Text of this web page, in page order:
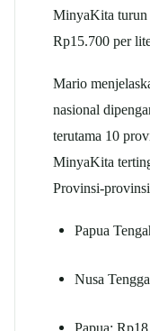
MinyaKita turun
Rp15.700 per
Mario
nasional
terutama 10
MinyaKita
Provinsi-
Papua
Nusa